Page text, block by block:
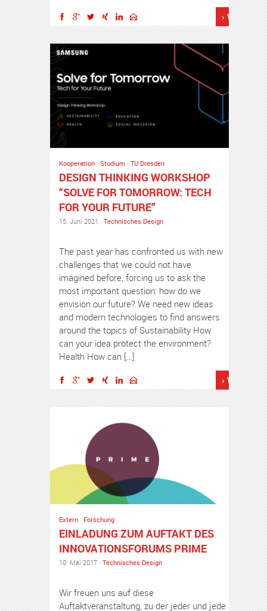
›
Kooperation · Studium · TU Dresden
DESIGN THINKING WORKSHOP
“SOLVE FOR TOMORROW: TECH
FOR YOUR FUTURE”
15. Juni 2021 · Technisches Design
The past year has confronted us with new
challenges that we could not have
imagined before, forcing us to ask the
most important question: how do we
envision our future? We need new ideas
and modern technologies to find answers
around the topics of Sustainability How
can your idea protect the environment?
Health How can […]
›
Extern · Forschung
EINLADUNG ZUM AUFTAKT DES
INNOVATIONSFORUMS PRIME
10. Mai 2017 · Technisches Design
Wir freuen uns auf diese
Auftaktveranstaltung, zu der jeder und jede